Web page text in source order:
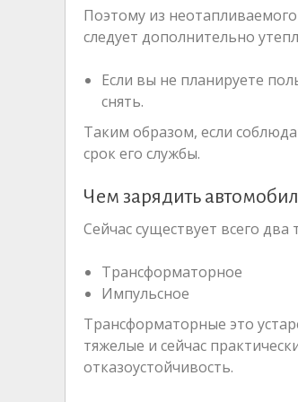
Поэтому из
следует дополнительно
Если вы не планируете
снять.
Таким образом, если
срок его службы.
Чем зарядить
Сейчас существует всего
Трансформаторное
Импульсное
Трансформаторные это
тяжелые и сейчас
отказоустойчивость.